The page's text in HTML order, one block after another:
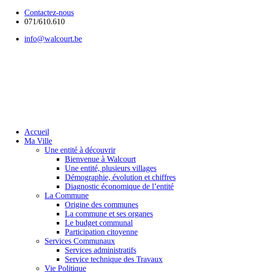
Contactez-nous
071/610.610
info@walcourt.be
Accueil
Ma Ville
Une entité à découvrir
Bienvenue à Walcourt
Une entité, plusieurs villages
Démographie, évolution et chiffres
Diagnostic économique de l’entité
La Commune
Origine des communes
La commune et ses organes
Le budget communal
Participation citoyenne
Services Communaux
Services administratifs
Service technique des Travaux
Vie Politique